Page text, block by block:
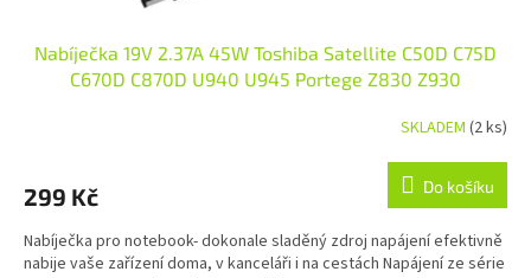
Nabíječka 19V 2.37A 45W Toshiba Satellite C50D C75D
C670D C870D U940 U945 Portege Z830 Z930
SKLADEM (2 ks)
299 Kč Do košíku
Nabíječka pro notebook- dokonale sladěný zdroj napájení efektivně
nabije vaše zařízení doma, v kanceláři i na cestách Napájení ze série